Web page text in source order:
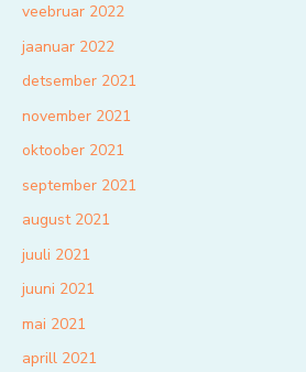
veebruar 2022
jaanuar 2022
detsember 2021
november 2021
oktoober 2021
september 2021
august 2021
juuli 2021
juuni 2021
mai 2021
aprill 2021